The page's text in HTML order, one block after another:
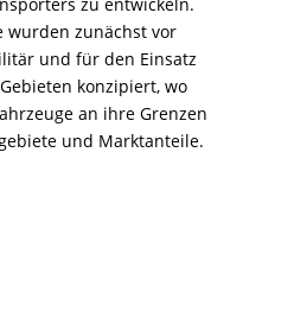
zu entwickeln.
wurden zunächst vor
und für den Einsatz
konzipiert, wo
an ihre Grenzen
und Marktanteile.